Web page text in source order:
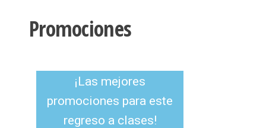
Promociones
¡Las mejores
promociones para este
regreso a clases!